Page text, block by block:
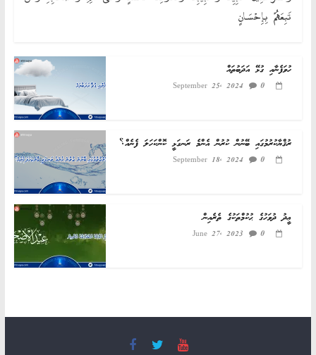
تَبِعَهُمْ بِإِحْسَانٍ
ހުވަފެނާއި ގުޅޭ އަދަބުތައް
September 25, 2024 0
ރުޤްޔާކުރުމުގައި ބޭނުން ކުރުން އެންމެ ރަނގަޅީ ކޮންކަހަލަ ފެނެއް؟
September 18, 2024 0
ޢީދު ދުވަހުގެ ޙުކުމްތަކުގެ ތެރެއިން
June 27, 2023 0